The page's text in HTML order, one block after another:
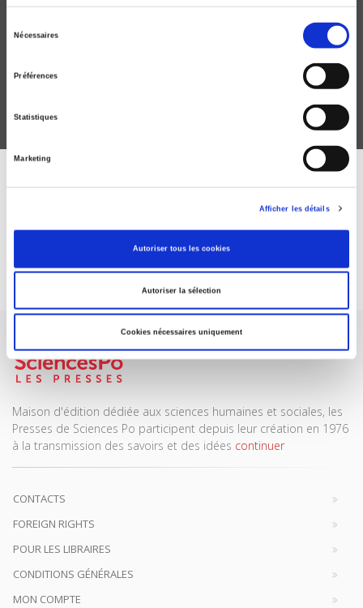
Nécessaires
Préférences
Statistiques
Marketing
Afficher les détails
Autoriser tous les cookies
Autoriser la sélection
Cookies nécessaires uniquement
La monnaie et l'opinion publique en France et en
ABONNEZ-VOUS À NOS
REVUES
Je m’abonne
Maison d'édition dédiée aux sciences humaines et sociales, les
Presses de Sciences Po participent depuis leur création en 1976
à la transmission des savoirs et des idées continuer
CONTACTS
FOREIGN RIGHTS
POUR LES LIBRAIRES
CONDITIONS GÉNÉRALES
MON COMPTE